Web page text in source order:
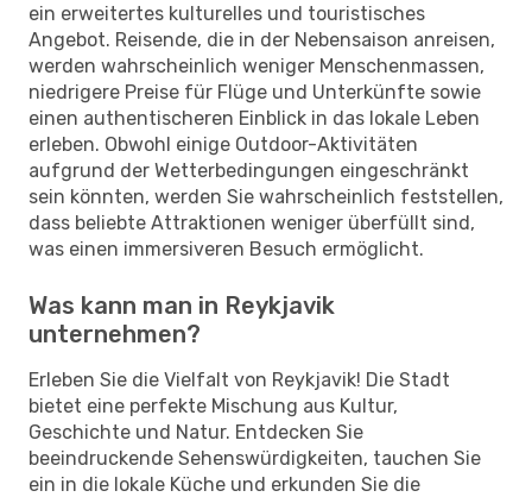
ein erweitertes kulturelles und touristisches
Angebot. Reisende, die in der Nebensaison anreisen,
werden wahrscheinlich weniger Menschenmassen,
niedrigere Preise für Flüge und Unterkünfte sowie
einen authentischeren Einblick in das lokale Leben
erleben. Obwohl einige Outdoor-Aktivitäten
aufgrund der Wetterbedingungen eingeschränkt
sein könnten, werden Sie wahrscheinlich feststellen,
dass beliebte Attraktionen weniger überfüllt sind,
was einen immersiveren Besuch ermöglicht.
Was kann man in Reykjavik
unternehmen?
Erleben Sie die Vielfalt von Reykjavik! Die Stadt
bietet eine perfekte Mischung aus Kultur,
Geschichte und Natur. Entdecken Sie
beeindruckende Sehenswürdigkeiten, tauchen Sie
ein in die lokale Küche und erkunden Sie die